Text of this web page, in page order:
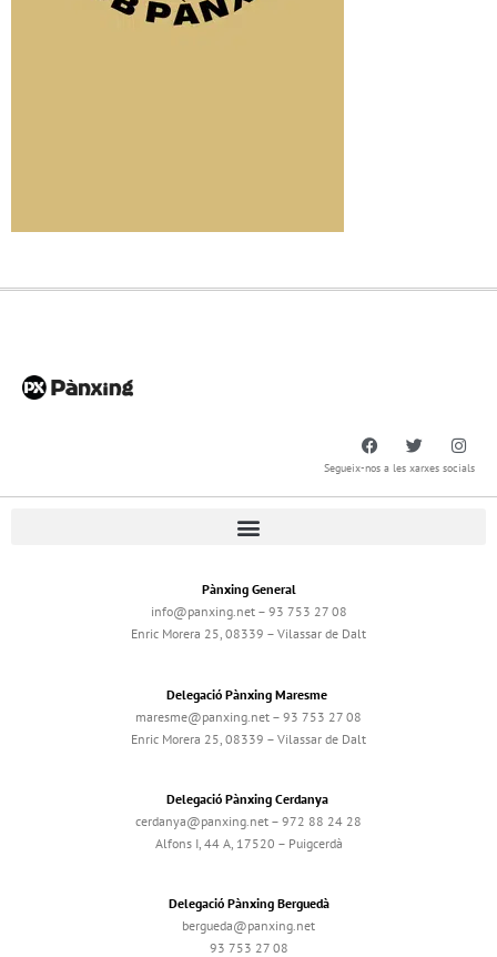
Segueix-nos a les xarxes socials
Pànxing General
info@panxing.net – 93 753 27 08
Enric Morera 25, 08339 – Vilassar de Dalt
Delegació Pànxing Maresme
maresme@panxing.net – 93 753 27 08
Enric Morera 25, 08339 – Vilassar de Dalt
Delegació Pànxing Cerdanya
cerdanya@panxing.net – 972 88 24 28
Alfons I, 44 A, 17520 – Puigcerdà
Delegació Pànxing Berguedà
bergueda@panxing.net
93 753 27 08